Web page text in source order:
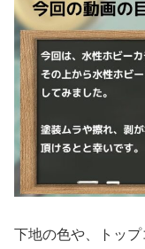
下地の色や、トッ